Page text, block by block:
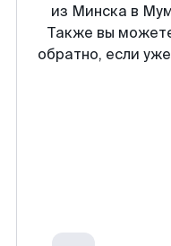
из Минска в
Также вы
обратно, если